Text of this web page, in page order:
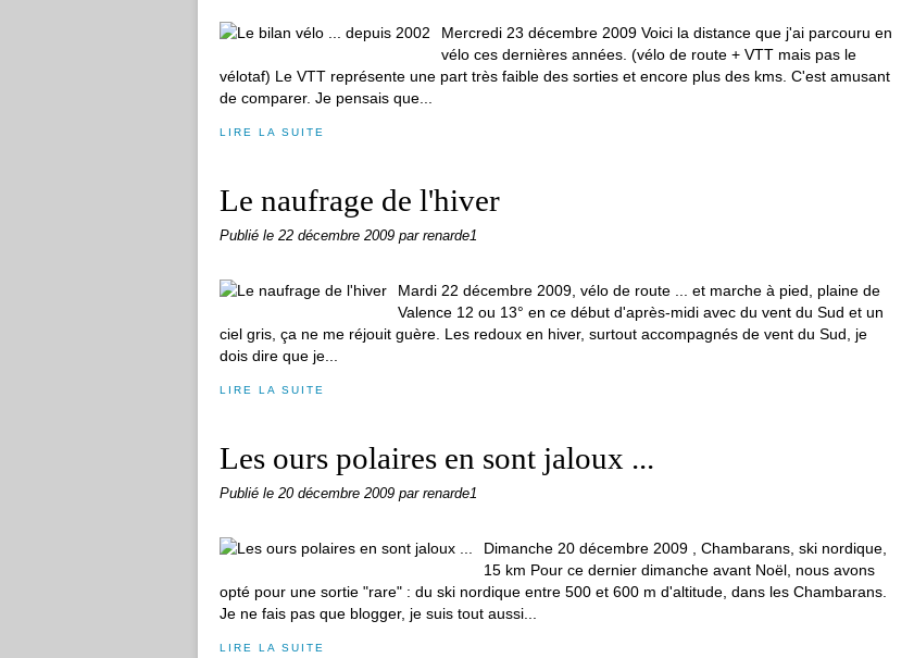
Mercredi 23 décembre 2009 Voici la distance que j'ai parcouru en
vélo ces dernières années. (vélo de route + VTT mais pas le
vélotaf) Le VTT représente une part très faible des sorties et encore plus des kms. C'est amusant
de comparer. Je pensais que...
LIRE LA SUITE
Le naufrage de l'hiver
Publié le 22 décembre 2009 par renarde1
Mardi 22 décembre 2009, vélo de route ... et marche à pied, plaine de
Valence 12 ou 13° en ce début d'après-midi avec du vent du Sud et un
ciel gris, ça ne me réjouit guère. Les redoux en hiver, surtout accompagnés de vent du Sud, je
dois dire que je...
LIRE LA SUITE
Les ours polaires en sont jaloux ...
Publié le 20 décembre 2009 par renarde1
Dimanche 20 décembre 2009 , Chambarans, ski nordique,
15 km Pour ce dernier dimanche avant Noël, nous avons
opté pour une sortie "rare" : du ski nordique entre 500 et 600 m d'altitude, dans les Chambarans.
Je ne fais pas que blogger, je suis tout aussi...
LIRE LA SUITE